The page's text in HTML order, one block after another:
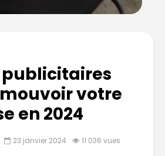
publicitaires
votre
en 2024
23 janvier 2024 11 036 vues